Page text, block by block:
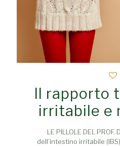
Il rapporto
irritabile e
LE PILLOLE DEL
dell’intestino irritabile